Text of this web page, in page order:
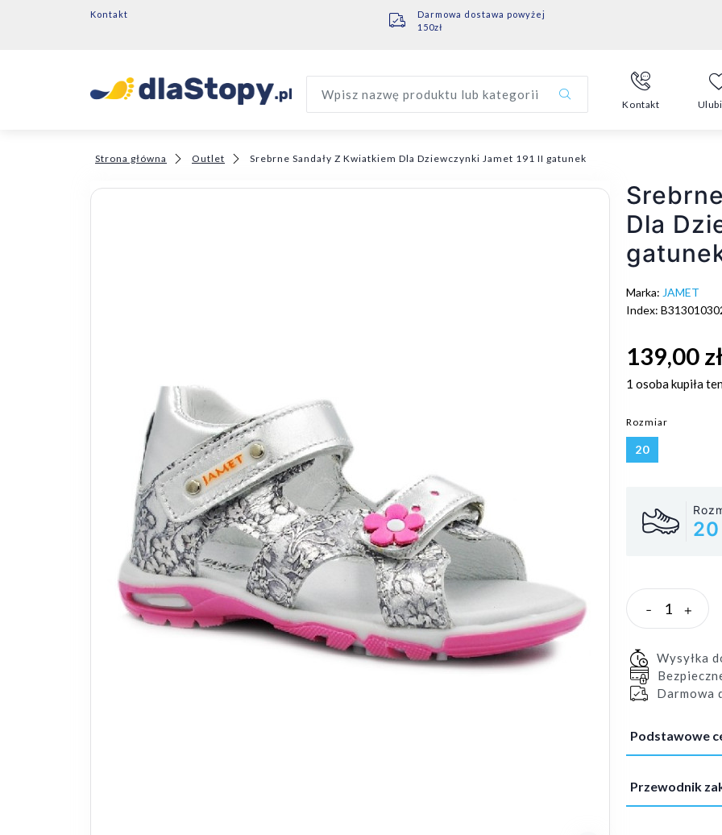
Kontakt
Darmowa dostawa powyżej
150zł
Wpisz nazwę produktu lub kategorii
Kontakt
Strona główna Outlet Srebrne Sandały Z Kwiatkiem Dla Dziewczynki Jamet 191 II gatunek
Dla
Marka: JAMET
Index:
139,00 zł
1 osobakupiła
Rozmiar
20
20
- +
Wysyłka
Darmowa
Podstawowe
Przewodnik